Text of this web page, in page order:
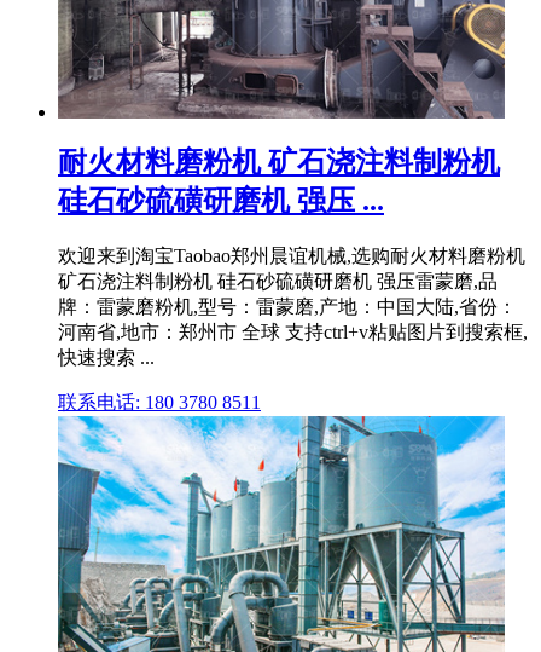
耐火材料磨粉机 矿石浇注料制粉机
硅石砂硫磺研磨机 强压 ...
欢迎来到淘宝Taobao郑州晨谊机械,选购耐火材料磨粉机
矿石浇注料制粉机 硅石砂硫磺研磨机 强压雷蒙磨,品
牌：雷蒙磨粉机,型号：雷蒙磨,产地：中国大陆,省份：
河南省,地市：郑州市 全球 支持ctrl+v粘贴图片到搜索框,
快速搜索 ...
联系电话: 180 3780 8511